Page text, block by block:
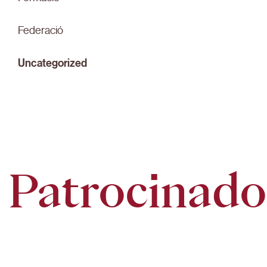
Federació
Uncategorized